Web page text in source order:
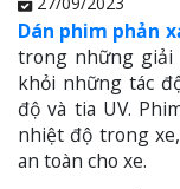
Dán phim phản
trong những giải
khỏi những tác
độ và tia UV.
nhiệt độ trong
an toàn cho xe.